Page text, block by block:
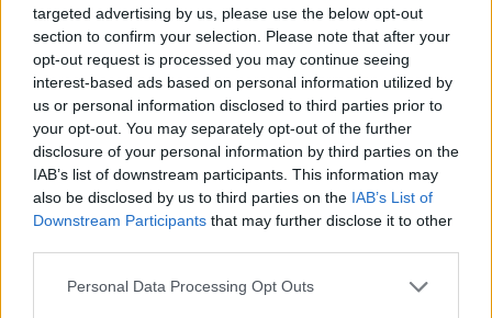
targeted advertising by us, please use the below opt-out
section to confirm your selection. Please note that after your
opt-out request is processed you may continue seeing
interest-based ads based on personal information utilized by
us or personal information disclosed to third parties prior to
your opt-out. You may separately opt-out of the further
disclosure of your personal information by third parties on the
IAB’s list of downstream participants. This information may
also be disclosed by us to third parties on the IAB’s List of
Downstream Participants that may further disclose it to other
Personal Data Processing Opt Outs
Megvan a Tisza köztársasági elnök jelöltje:
Baka András lehet az új államfő
A Tisza-frakció Baka Andrást jelöli köztársasági elnöknek.